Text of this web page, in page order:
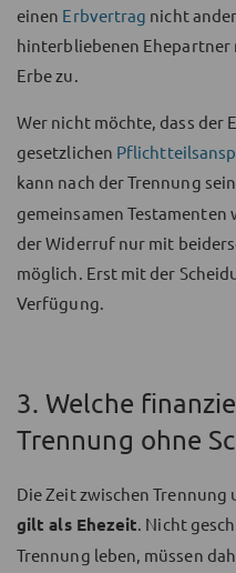
einen Erbvertrag nicht
hinterbliebenen Ehepartner
Erbe zu.
Wer nicht möchte, dass der
gesetzlichen
kann nach der Trennung
gemeinsamen Testamenten
der Widerruf nur mit
möglich. Erst mit der
Verfügung.
3. Welche
Trennung ohne
Die Zeit zwischen
gilt als Ehezeit. Nicht
Trennung leben, müssen